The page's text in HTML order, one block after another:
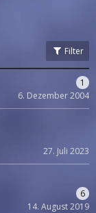
Filter
1
6. Dezember 2004
27. Juli 2023
6
14. August 2019